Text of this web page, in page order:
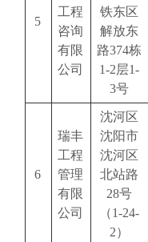
5
工程
咨询
有限
公司
铁东区
解放东
路374栋
1-2层1-
3号
6
瑞丰
工程
管理
有限
公司
沈河区
沈阳市
沈河区
北站路
28号
（1-24-
2）